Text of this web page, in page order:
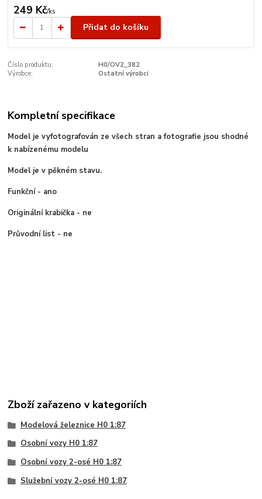
249 Kč/ks
Přidat do košíku
Číslo produktu:
H0/OV2_382
Výrobce:
Ostatní výrobci
Kompletní specifikace
Model je vyfotografován ze všech stran a fotografie jsou shodné
k nabízenému modelu
Model je v pěkném stavu.
Funkční - ano
Originální krabička - ne
Průvodní list - ne
Zboží zařazeno v kategoriích
Modelová železnice H0 1:87
Osobní vozy H0 1:87
Osobní vozy 2-osé H0 1:87
Služební vozy 2-osé H0 1:87